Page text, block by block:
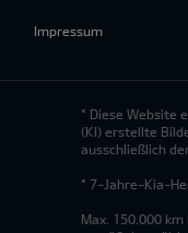
Impressum
* Diese Website
(KI) erstellte
ausschließlich
* 7-Jahre-Kia-
Max. 150.000